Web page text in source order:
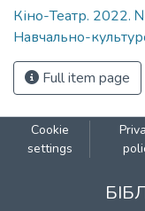
Кіно-Театр. 2022.
Навчально-
Full item page
Cookie
settings